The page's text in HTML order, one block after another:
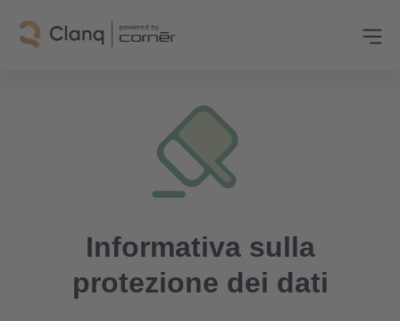
Informativa sulla
protezione dei dati